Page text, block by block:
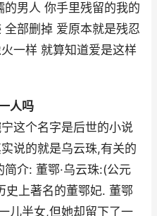
男人 你手里残留的我的
部删掉 爱原本就是残忍
一样 就算知道爱是这样
人吗
这个名字是后世的小说
说的就是乌云珠,有关的
介: 董鄂·乌云珠:(公元
上著名的董鄂妃. 董鄂
儿半女,但她却留下了一